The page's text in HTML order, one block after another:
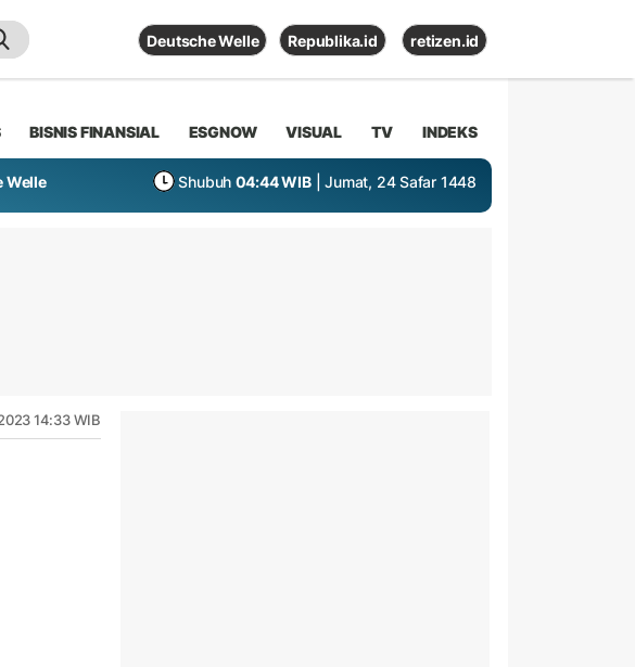
Deutsche Welle Republika.id retizen.id
BISNIS FINANSIAL ESGNOW VISUAL TV INDEKS
Welle Shubuh 04:44 WIB | Jumat, 24 Safar 1448
14:33 WIB